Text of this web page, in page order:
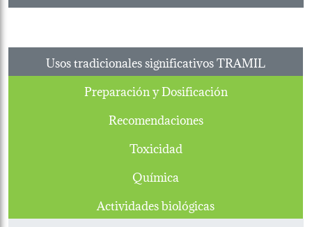
Usos tradicionales significativos TRAMIL
Preparación y Dosificación
Recomendaciones
Toxicidad
Química
Actividades biológicas